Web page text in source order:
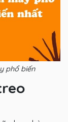
phổ biến